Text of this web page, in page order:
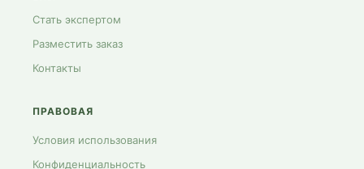
Стать экспертом
Разместить заказ
Контакты
ПРАВОВАЯ
Условия использования
Конфиденциальность